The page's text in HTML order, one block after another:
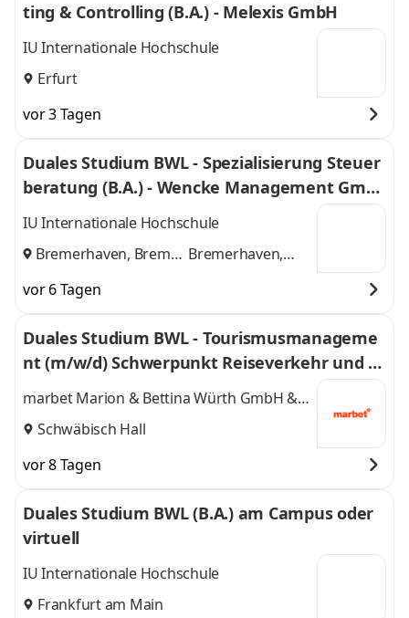
ting & Controlling (B.A.) - Melexis GmbH
IU Internationale Hochschule
Erfurt
vor 3 Tagen
Duales Studium BWL - Spezialisierung Steuer
beratung (B.A.) - Wencke Management Gmb
H
IU Internationale Hochschule
Bremerhaven, Bremen Bremerhaven,
vor 6 Tagen
Duales Studium BWL - Tourismusmanageme
nt (m/w/d) Schwerpunkt Reiseverkehr und R
eisevertrieb
marbet Marion & Bettina Würth GmbH &
Co. KG
Schwäbisch Hall
vor 8 Tagen
Duales Studium BWL (B.A.) am Campus oder
virtuell
IU Internationale Hochschule
Frankfurt am Main